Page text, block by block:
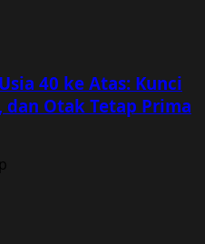
40 ke Atas: Kunci
Otak Tetap Prima